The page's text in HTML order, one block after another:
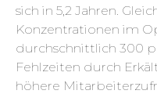
sich in 5,2 Jahren.
Konzentrationen im
durchschnittlich 300
Fehlzeiten durch
höhere